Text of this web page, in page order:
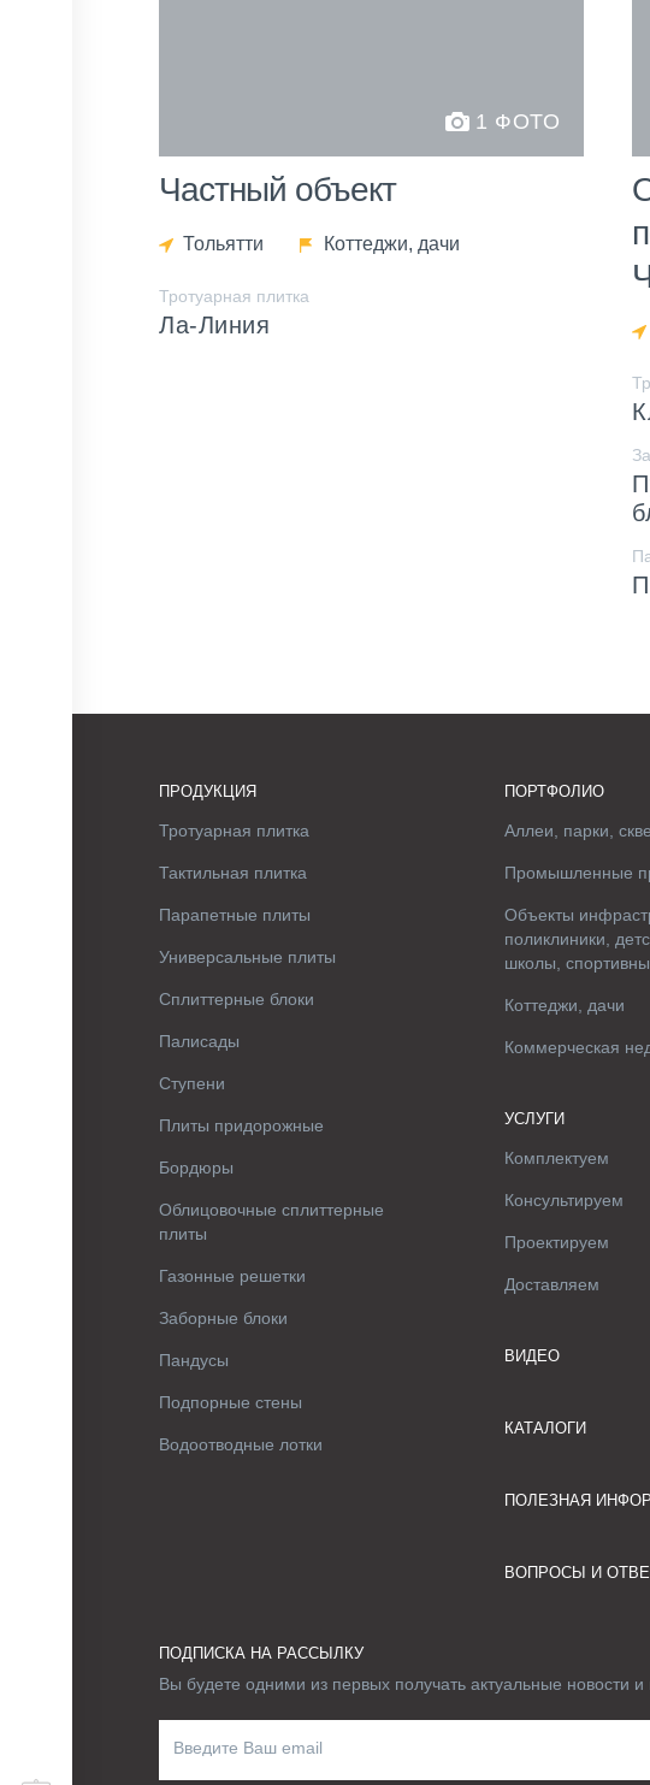
1 ФОТО
Частный объект
Тольятти Коттеджи, дачи
Тротуарная плитка
Ла-Линия
ПРОДУКЦИЯ
Тротуарная плитка
Тактильная плитка
Парапетные плиты
Универсальные плиты
Сплиттерные блоки
Палисады
Ступени
Плиты придорожные
Бордюры
Облицовочные сплиттерные
плиты
Газонные решетки
Заборные блоки
Пандусы
Подпорные стены
Водоотводные лотки
ПОРТФОЛИО
Аллеи, парки,
Промышленные
Объекты
поликлиники,
школы,
Коттеджи, дачи
Коммерческая
УСЛУГИ
Комплектуем
Консультируем
Проектируем
Доставляем
ВИДЕО
КАТАЛОГИ
ПОЛЕЗНАЯ
ВОПРОСЫ И
ПОДПИСКА НА РАССЫЛКУ
Вы будете одними из первых получать актуальные новости